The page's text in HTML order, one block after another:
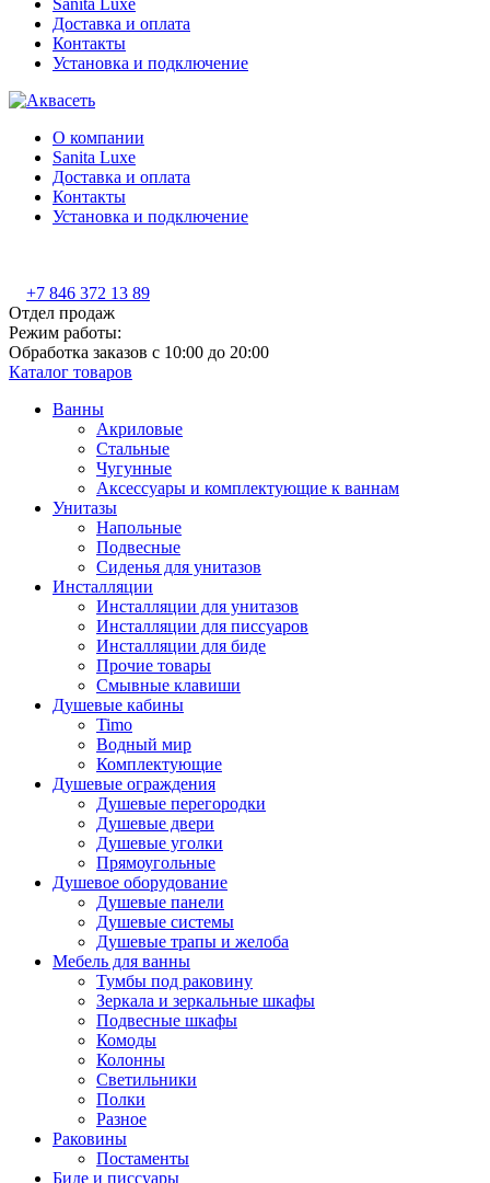
Sanita Luxe
Доставка и оплата
Контакты
Установка и подключение
О компании
Sanita Luxe
Доставка и оплата
Контакты
Установка и подключение
+7 846 372 13 89
Отдел продаж
Режим работы:
Обработка заказов с 10:00 до 20:00
Каталог товаров
Ванны
Акриловые
Стальные
Чугунные
Аксессуары и комплектующие к ваннам
Унитазы
Напольные
Подвесные
Сиденья для унитазов
Инсталляции
Инсталляции для унитазов
Инсталляции для писсуаров
Инсталляции для биде
Прочие товары
Смывные клавиши
Душевые кабины
Timo
Водный мир
Комплектующие
Душевые ограждения
Душевые перегородки
Душевые двери
Душевые уголки
Прямоугольные
Душевое оборудование
Душевые панели
Душевые системы
Душевые трапы и желоба
Мебель для ванны
Тумбы под раковину
Зеркала и зеркальные шкафы
Подвесные шкафы
Комоды
Колонны
Светильники
Полки
Разное
Раковины
Постаменты
Биде и писсуары